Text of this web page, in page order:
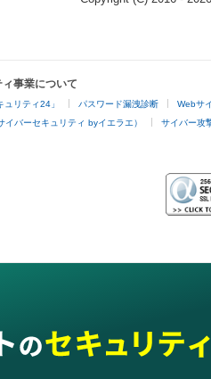
事業について
リティ24」 パスワード漏洩診断 Webサ
バーセキュリティ byイエラエ） サイバー攻